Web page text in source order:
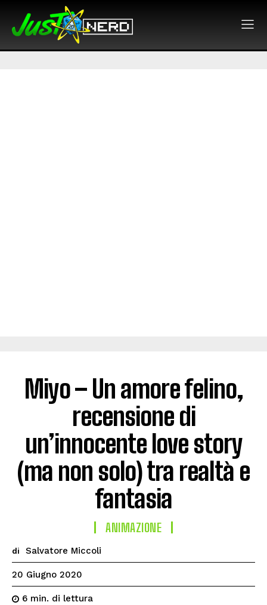
Miyo – Un amore felino,
recensione di
un’innocente love story
(ma non solo) tra realtà e
fantasia
ANIMAZIONE
di Salvatore Miccoli
20 Giugno 2020
6 min. di lettura